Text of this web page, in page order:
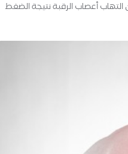
التهاب أعصاب الرقبة نتيجة الضغط